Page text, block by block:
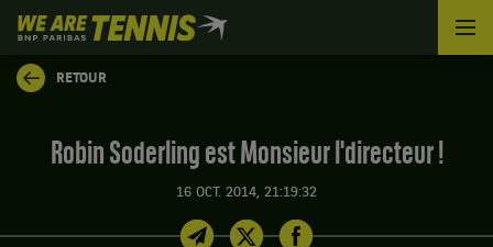
We
are
Tennis
by
Accueil
RETOUR
Robin Soderling est Monsieur l'directeur !
16 OCT. 2014, 21:19:32